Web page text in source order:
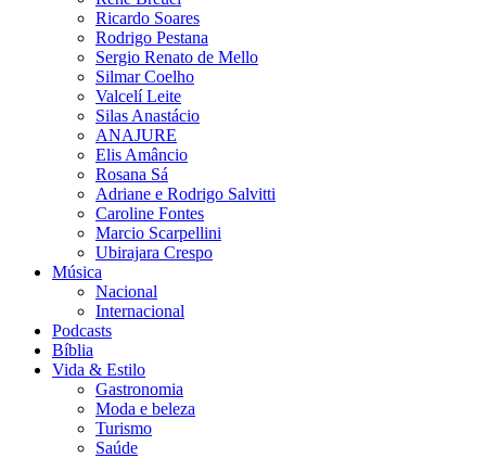
Ricardo Soares
Rodrigo Pestana
Sergio Renato de Mello
Silmar Coelho
Valcelí Leite
Silas Anastácio
ANAJURE
Elis Amâncio
Rosana Sá
Adriane e Rodrigo Salvitti
Caroline Fontes
Marcio Scarpellini
Ubirajara Crespo
Música
Nacional
Internacional
Podcasts
Bíblia
Vida & Estilo
Gastronomia
Moda e beleza
Turismo
Saúde